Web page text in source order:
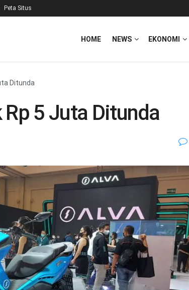
Peta Situs
HOME NEWS EKONOMI
Ditunda
5 Juta Ditunda